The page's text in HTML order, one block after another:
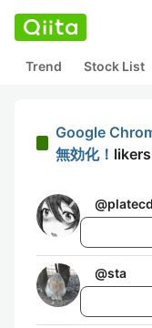
Trend Stock List
Google
無効化！ likers
@
@sta